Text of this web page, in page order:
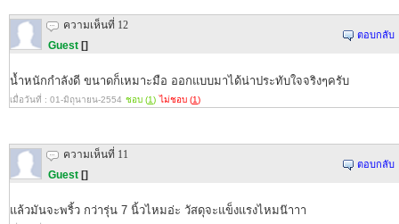
ความเห็นที่ 12
Guest []
ตอบกลับ
น้ำหนักกำลังดี ขนาดก็เหมาะมือ ออกแบบมาได้น่าประทับใจจริงๆครับ
เมื่อวันที่ : 01-มิถุนายน-2554 ชอบ (1) ไม่ชอบ (1)
ความเห็นที่ 11
Guest []
ตอบกลับ
แล้วมันจะพริ้ว กว่ารุ่น 7 นิ้วไหมอ่ะ วัสดุจะแข็งแรงไหมน๊าาา